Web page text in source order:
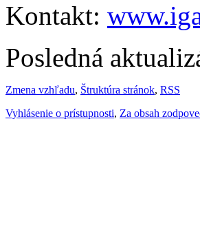
Kontakt:
Posledná
Zmena vzhľadu, Štruktúra stránok, RSS
Vyhlásenie o prístupnosti, Za obsah